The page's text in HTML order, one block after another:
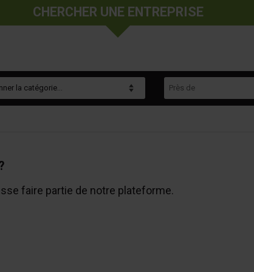
CHERCHER UNE ENTREPRISE
faire partie de notre plateforme.